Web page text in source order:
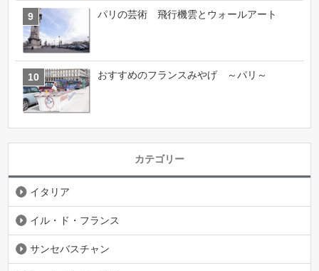
パリの芸術 飛行機雲とウォールアート
おすすめのフランスみやげ ～パリ～
カテゴリー
イタリア
イル・ド・フランス
サンセバスチャン